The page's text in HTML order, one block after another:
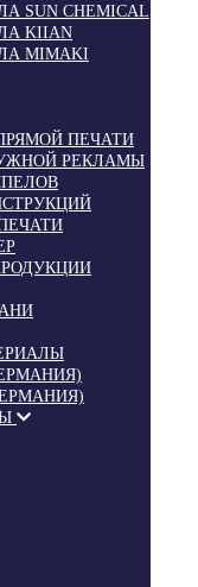
CHEMICAL
KIIAN
MIMAKI
ПЕЧАТИ
РЕКЛАМЫ